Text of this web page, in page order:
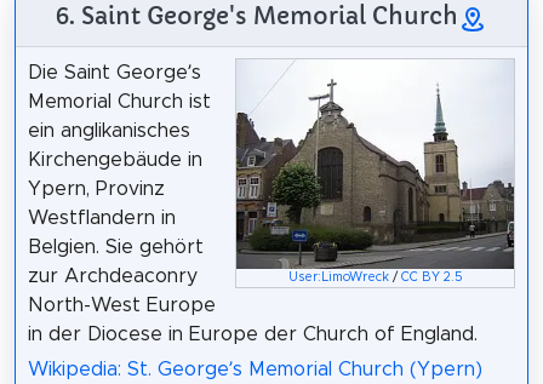
6. Saint George's Memorial Church
User:LimoWreck/ CC BY 2.5
Die Saint George’s
Memorial Church ist
ein anglikanisches
Kirchengebäude in
Ypern, Provinz
Westflandern in
Belgien. Sie gehört
zur Archdeaconry
North-West Europe
in der Diocese in Europe der Church of England.
Wikipedia: St. George’s Memorial Church (Ypern)